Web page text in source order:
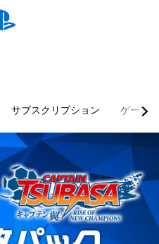
サブスクリプション ゲーム